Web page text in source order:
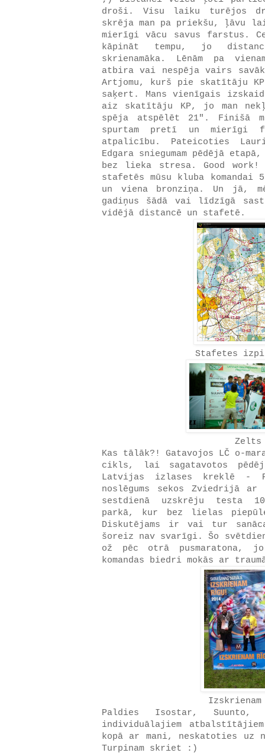
droši. Visu laiku turējos
skrēja man pa priekšu, ļāvu
mierīgi vācu savus farstus.
kāpināt tempu, jo
skrienamāka. Lēnām pa
atbira vai nespēja vairs
Artjomu, kurš pie skatītāju
saķert. Mans vienīgais
aiz skatītāju KP, jo man
spēja atspēlēt 21". Finišā
spurtam pretī un mierīgi
atpalicību. Pateicoties
Edgara sniegumam pēdējā
bez lieka stresa. Good
stafetēs mūsu kluba
un viena bronziņa. Un jā,
gadiņus šādā vai līdzīgā
vidējā distancē un stafetē.
Stafetes
Zelts
Kas tālāk?! Gatavojos LČ o-
cikls, lai sagatavotos
Latvijas izlases kreklē -
noslēgums sekos Zviedrijā ar
sestdienā uzskrēju testa
parkā, kur bez lielas
Diskutējams ir vai tur
šoreiz nav svarīgi. Šo
ož pēc otrā pusmaratona, jo
komandas biedri mokās ar
Izskrienam
Paldies Isostar, Suunto,
individuālajiem
kopā ar mani, neskatoties uz
Turpinam skriet :)